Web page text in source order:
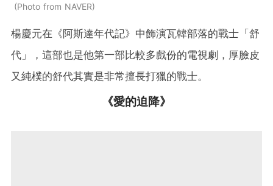
Photo from NAVER
楊慶元在《阿斯達年代記》中飾演瓦韓部落的戰士「舒
代」，這部也是他第一部比較多戲份的電視劇，厚臉皮
又純樸的舒代其實是非常擅長打獵的戰士。
《愛的迫降》